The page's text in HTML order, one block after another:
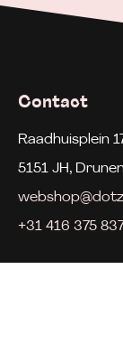
Contact
Raadhuisplein
5151 JH,
+31 416 375